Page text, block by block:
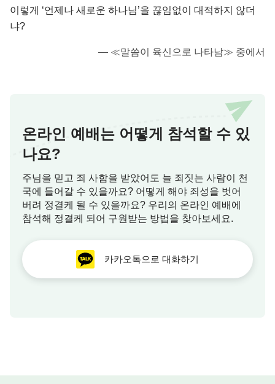
이렇게 ‘언제나 새로운 하나님’을 끊임없이 대적하지 않더
냐?
― ≪말씀이 육신으로 나타남≫ 중에서
온라인 예배는 어떻게 참석할 수 있
나요?
주님을 믿고 죄 사함을 받았어도 늘 죄짓는 사람이 천
국에 들어갈 수 있을까요? 어떻게 해야 죄성을 벗어
버려 정결케 될 수 있을까요? 우리의 온라인 예배에
참석해 정결케 되어 구원받는 방법을 찾아보세요.
카카오톡으로 대화하기